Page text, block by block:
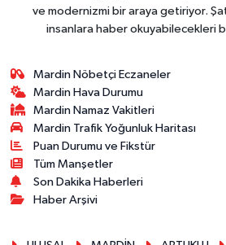
ve modernizmi bir araya getiriyor.
insanlara haber okuyabilecekleri
Mardin Nöbetçi Eczaneler
Mardin Hava Durumu
Mardin Namaz Vakitleri
Mardin Trafik Yoğunluk Haritası
Puan Durumu ve Fikstür
Tüm Manşetler
Son Dakika Haberleri
Haber Arşivi